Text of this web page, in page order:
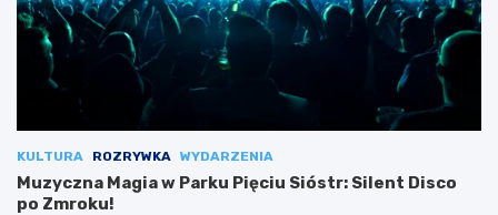
KULTURA ROZRYWKA WYDARZENIA
Muzyczna Magia w Parku Pięciu Sióstr: Silent Disco
po Zmroku!